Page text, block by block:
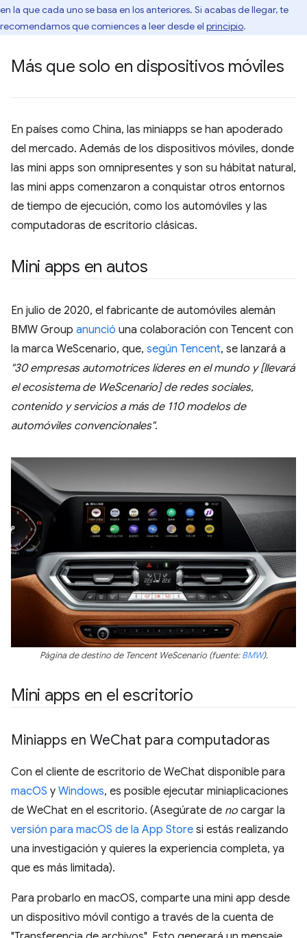
en la que cada uno se basa en los anteriores. Si acabas de llegar, te
recomendamos que comiences a leer desde el principio.
Más que solo en dispositivos móviles
En países como China, las miniapps se han apoderado
del mercado. Además de los dispositivos móviles, donde
las mini apps son omnipresentes y son su hábitat natural,
las mini apps comenzaron a conquistar otros entornos
de tiempo de ejecución, como los automóviles y las
computadoras de escritorio clásicas.
Mini apps en autos
En julio de 2020, el fabricante de automóviles alemán
BMW Group anunció una colaboración con Tencent con
la marca WeScenario, que, según Tencent, se lanzará a
"30 empresas automotrices líderes en el mundo y [llevará
el ecosistema de WeScenario] de redes sociales,
contenido y servicios a más de 110 modelos de
automóviles convencionales".
Página de destino de Tencent WeScenario (fuente:BMW).
Mini apps en el escritorio
Miniapps en WeChat para computadoras
Con el cliente de escritorio de WeChat disponible para
macOS y Windows, es posible ejecutar miniaplicaciones
de WeChat en el escritorio. (Asegúrate de no cargar la
versión para macOS de la App Store si estás realizando
una investigación y quieres la experiencia completa, ya
que es más limitada).
Para probarlo en macOS, comparte una mini app desde
un dispositivo móvil contigo a través de la cuenta de